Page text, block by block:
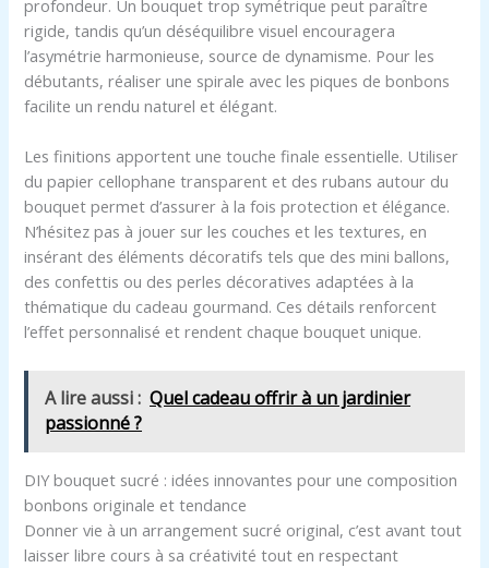
profondeur. Un bouquet trop symétrique peut paraître
rigide, tandis qu’un déséquilibre visuel encouragera
l’asymétrie harmonieuse, source de dynamisme. Pour les
débutants, réaliser une spirale avec les piques de bonbons
facilite un rendu naturel et élégant.
Les finitions apportent une touche finale essentielle. Utiliser
du papier cellophane transparent et des rubans autour du
bouquet permet d’assurer à la fois protection et élégance.
N’hésitez pas à jouer sur les couches et les textures, en
insérant des éléments décoratifs tels que des mini ballons,
des confettis ou des perles décoratives adaptées à la
thématique du cadeau gourmand. Ces détails renforcent
l’effet personnalisé et rendent chaque bouquet unique.
A lire aussi : Quel cadeau offrir à un jardinier
passionné ?
DIY bouquet sucré : idées innovantes pour une composition
bonbons originale et tendance
Donner vie à un arrangement sucré original, c’est avant tout
laisser libre cours à sa créativité tout en respectant